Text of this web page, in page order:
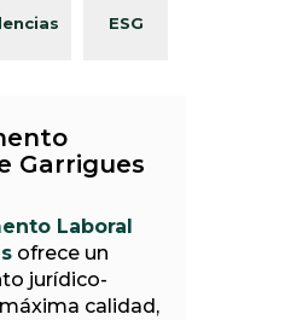
ESG
Garrigues
Laboral
ofrece un
jurídico-
calidad,